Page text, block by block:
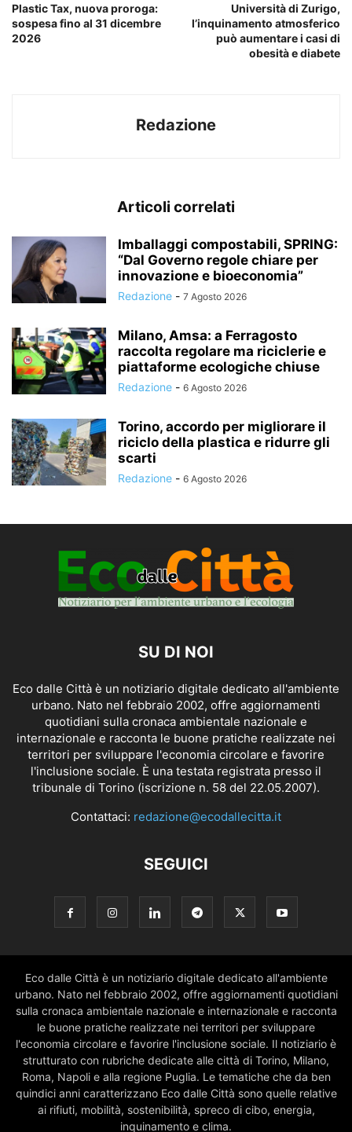
Plastic Tax, nuova proroga:
sospesa fino al 31 dicembre
2026
Università di Zurigo,
l’inquinamento atmosferico
può aumentare i casi di
obesità e diabete
Redazione
Articoli correlati
Imballaggi compostabili, SPRING:
“Dal Governo regole chiare per
innovazione e bioeconomia”
Redazione - 7 Agosto 2026
Milano, Amsa: a Ferragosto
raccolta regolare ma riciclerie e
piattaforme ecologiche chiuse
Redazione - 6 Agosto 2026
Torino, accordo per migliorare il
riciclo della plastica e ridurre gli
scarti
Redazione - 6 Agosto 2026
SU DI NOI
Eco dalle Città è un notiziario digitale dedicato all'ambiente
urbano. Nato nel febbraio 2002, offre aggiornamenti
quotidiani sulla cronaca ambientale nazionale e
internazionale e racconta le buone pratiche realizzate nei
territori per sviluppare l'economia circolare e favorire
l'inclusione sociale. È una testata registrata presso il
tribunale di Torino (iscrizione n. 58 del 22.05.2007).
Contattaci: redazione@ecodallecitta.it
SEGUICI
Eco dalle Città è un notiziario digitale dedicato all'ambiente
urbano. Nato nel febbraio 2002, offre aggiornamenti quotidiani
sulla cronaca ambientale nazionale e internazionale e racconta
le buone pratiche realizzate nei territori per sviluppare
l'economia circolare e favorire l'inclusione sociale. Il notiziario è
strutturato con rubriche dedicate alle città di Torino, Milano,
Roma, Napoli e alla regione Puglia. Le tematiche che da ben
quindici anni caratterizzano Eco dalle Città sono quelle relative
ai rifiuti, mobilità, sostenibilità, spreco di cibo, energia,
inquinamento e clima.